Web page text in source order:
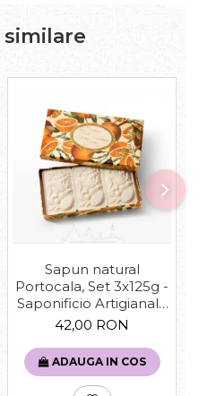
Sapun natural
Portocala, Set 3x125g -
Saponificio Artigianale
Fiorentino
42,00 RON
ADAUGA IN COS